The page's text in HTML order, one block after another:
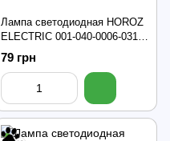
Лампа светодиодная HOROZ
ELECTRIC 001-040-0006-031
REFLED
79 грн